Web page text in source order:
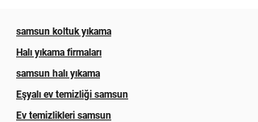
samsun koltuk yıkama
Halı yıkama firmaları
samsun halı yıkama
Eşyalı ev temizliği samsun
Ev temizlikleri samsun